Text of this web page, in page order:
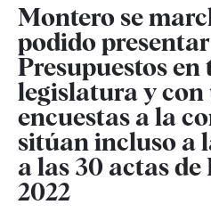
Montero se
podido
Presupuestos en
legislatura y con
encuestas a la
sitúan incluso a
a las 30 actas de
2022